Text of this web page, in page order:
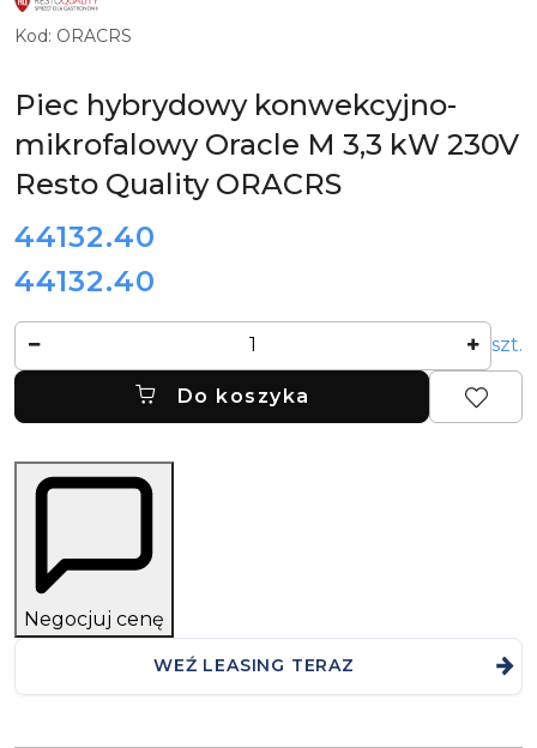
PRODUCENTA
INNOWACYJNYCH
I
DLA
GASTRONOMII
RESTO
QUALITY
Kod: ORACRS
Piec hybrydowy konwekcyjno-
mikrofalowy Oracle M 3,3 kW 230V
Resto Quality ORACRS
cena:
44132.40
Cena:
44132.40
szt.
Do koszyka
Negocjuj cenę
WEŹ LEASING TERAZ